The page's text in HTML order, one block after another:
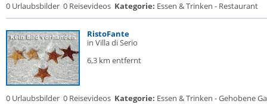
0 Urlaubsbilder 0 Reisevideos Kategorie: Essen & Trinken - Restaurant
RistoFante
in Villa di Serio
6,3 km entfernt
0 Urlaubsbilder 0 Reisevideos Kategorie: Essen & Trinken - Gehobene